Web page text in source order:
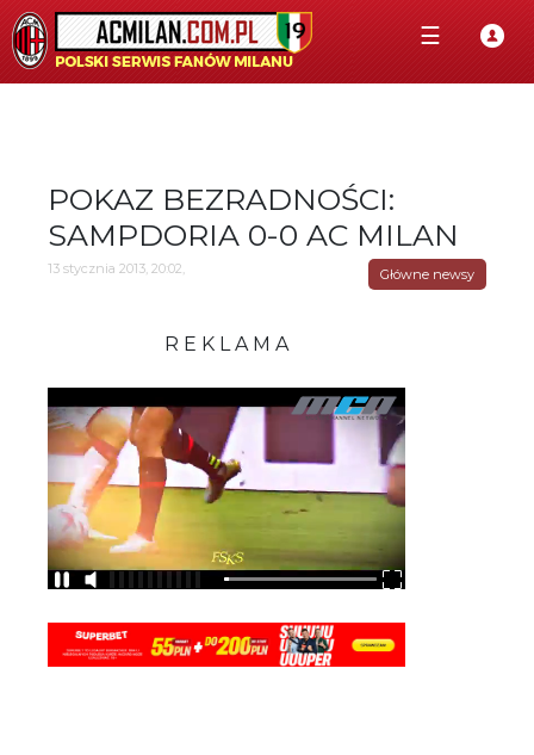
☰
POKAZ BEZRADNOŚCI:
SAMPDORIA 0-0 AC MILAN
13 stycznia 2013, 20:02, Główne newsy
R E K L A M A